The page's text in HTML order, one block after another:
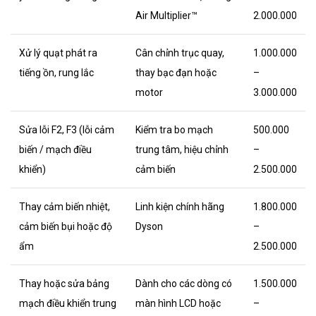
Air Multiplier™
2.000.000
Xử lý quạt phát ra
tiếng ồn, rung lắc
Cân chỉnh trục quay,
thay bạc đạn hoặc
motor
1.000.000
–
3.000.000
Sửa lỗi F2, F3 (lỗi cảm
biến / mạch điều
khiển)
Kiểm tra bo mạch
trung tâm, hiệu chỉnh
cảm biến
500.000
–
2.500.000
Thay cảm biến nhiệt,
cảm biến bụi hoặc độ
ẩm
Linh kiện chính hãng
Dyson
1.800.000
–
2.500.000
Thay hoặc sửa bảng
mạch điều khiển trung
Dành cho các dòng có
màn hình LCD hoặc
1.500.000
–